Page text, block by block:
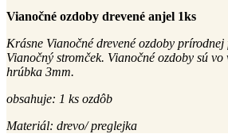
Vianočné ozdoby drevené anjel 1ks
Krásne Vianočné drevené ozdoby
Vianočný stromček. Vianočné ozdoby sú vo
hrúbka 3mm.
obsahuje: 1 ks ozdôb
Materiál: drevo/ preglejka